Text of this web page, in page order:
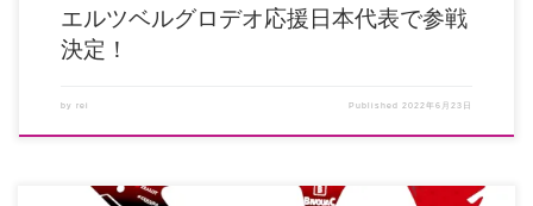
エルツベルグロデオ応援日本代表で参戦
決定！
by rei Published2022年6月23日